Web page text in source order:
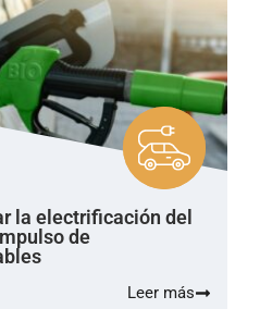
la electrificación del
de
Leer más